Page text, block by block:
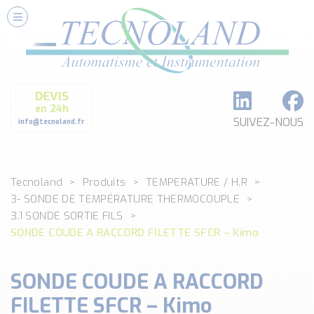
DEVIS
en 24h
info@tecnoland.fr SUIVEZ-NOUS
Nos Services
Conseils et Fourniture
Formation et Assistance
Architecture I-O Link multi fabricants
Classé par catégorie
DEBIT
DETECTION
ENREGISTREUR + ACQUISITION DE DONNEES
Voir toutes les catégories …
Tecnoland Produits
TEMPERATURE / H.R
3- SONDE DE TEMPÉRATURE THERMOCOUPLE
3.1 SONDE SORTIE FILS
SONDE COUDE A RACCORD FILETTE SFCR – Kimo
SONDE COUDE A RACCORD
FILETTE SFCR – Kimo